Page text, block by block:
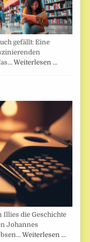
gefällt: Eine
Weiterlesen …
Illies die Geschichte
Johannes
Weiterlesen …